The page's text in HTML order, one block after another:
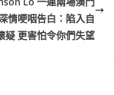
k
哽咽告白：陷入自
疑 更害怕令你們失望